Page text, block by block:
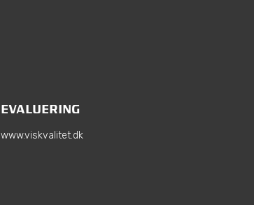
EVALUERING
www.viskvalitet.dk